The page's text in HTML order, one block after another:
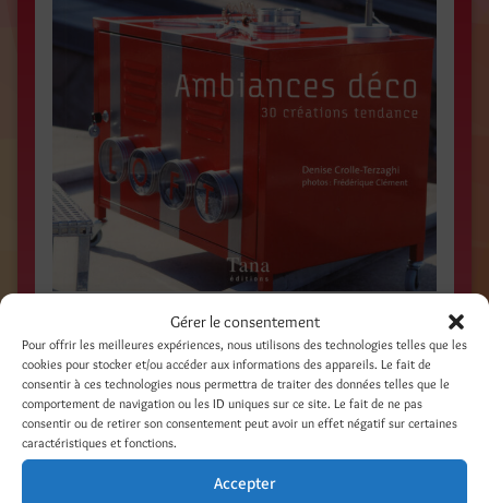
Gérer le consentement
Pour offrir les meilleures expériences, nous utilisons des technologies telles que les
cookies pour stocker et/ou accéder aux informations des appareils. Le fait de
consentir à ces technologies nous permettra de traiter des données telles que le
comportement de navigation ou les ID uniques sur ce site. Le fait de ne pas
consentir ou de retirer son consentement peut avoir un effet négatif sur certaines
caractéristiques et fonctions.
Accepter
Ambiances Déco / Textes, créations et
réalisations / 2008 / Tana Éditions / 96 pages /
Photos Frédérique Clément/www.tana.fr/